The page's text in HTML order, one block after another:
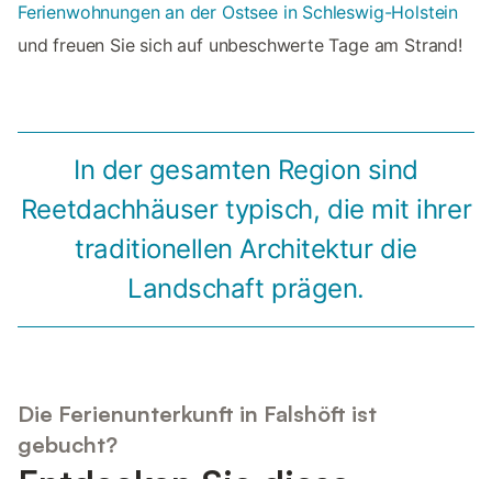
Ferienwohnungen an der Ostsee in Schleswig-Holstein
und freuen Sie sich auf unbeschwerte Tage am Strand!
In der gesamten Region sind
Reetdachhäuser typisch, die mit ihrer
traditionellen Architektur die
Landschaft prägen.
Die Ferienunterkunft in Falshöft ist
gebucht?